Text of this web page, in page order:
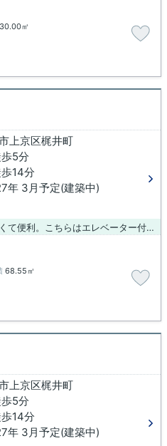
30.00㎡
上京区梶井町
5分
14分
年 3月予定(建築中)
エスタプレイス：出町柳駅にも近くて便利。こちらはエレベーター付きの物件です。外装もおしゃれで快適な生活をおくることができるマンションです。徒歩5分に駅がある物件です。京都市上京区で新しい住まいを検索するなら、創業元治元年 小林工務店までご連絡下さい。ご連絡は075-406-0007からご遠慮なくどうぞ。お待ちしております。
68.55㎡
上京区梶井町
5分
14分
年 3月予定(建築中)